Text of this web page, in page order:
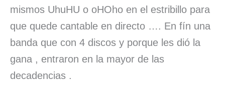
mismos UhuHU o oHOho en el estribillo para
que quede cantable en directo …. En fín una
banda que con 4 discos y porque les dió la
gana , entraron en la mayor de las
decadencias .